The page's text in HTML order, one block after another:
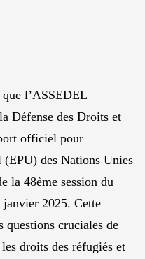
l’ASSEDEL
Défense des Droits et
officiel pour
des Nations Unies
la 48ème session du
2025. Cette
questions cruciales de
droits des réfugiés et